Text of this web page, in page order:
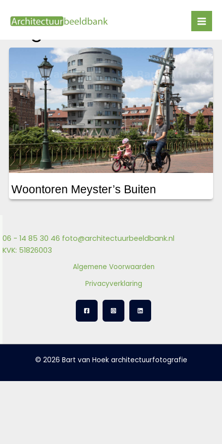
naar
Oog in Al
Woontoren Meyster’s Buiten
06 - 14 85 30 46 foto@architectuurbeeldbank.nl
KVK: 51826003
Algemene Voorwaarden
Privacyverklaring
© 2026 Bart van Hoek architectuurfotografie